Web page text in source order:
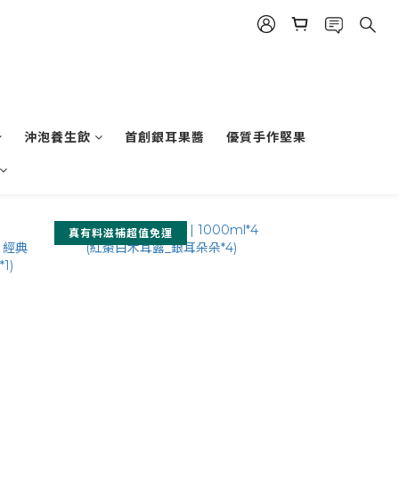
沖泡養生飲 首創銀耳果醬 優質手作堅果
真有料滋補超值免運